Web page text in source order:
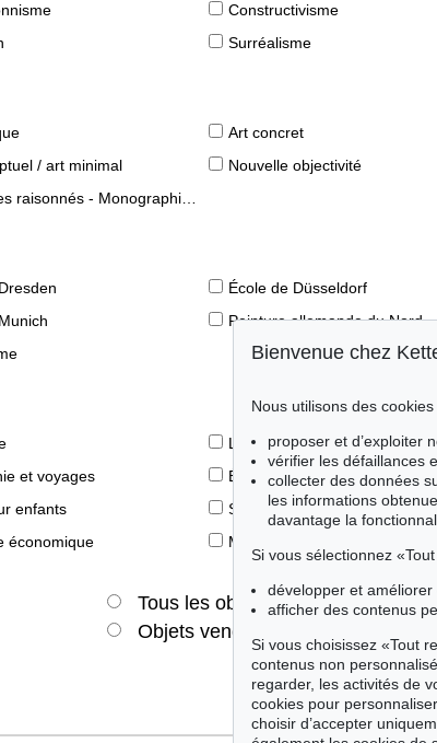
Constructivisme
Surréalisme
Art concret
/ art minimal Nouvelle objectivité
- Monographies d'artistes
École de Düsseldorf
Peinture allemande du Nord
Le livre des Modernes
et voyages Éditions princeps
enfants Style de vie
économique Merveilles de la nature
Tous les objets
Offres
Objets vendus
Bienvenue chez
Nous utilisons des
proposer et d’exploiter
vérifier les défaillances
collecter des données
les informations
davantage la
Si vous sélectionnez
développer et améliorer
afficher des contenus
Si vous choisissez «Tout
contenus non
regarder, les activités de
cookies pour
choisir d’accepter